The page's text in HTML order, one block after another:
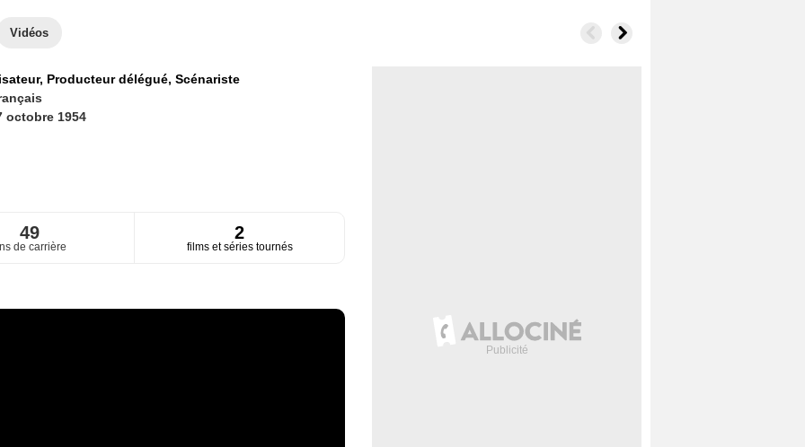
Vidéos
Producteur délégué, Scénariste
octobre 1954
49
de carrière
2
films et séries tournés